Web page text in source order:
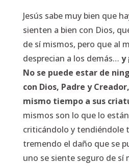
Jesús sabe muy bien que
sienten a bien con Dios,
de sí mismos, pero que al
desprecian a los demás… y
No se puede estar de
con Dios, Padre y
mismo tiempo a sus
mismos son lo que lo
criticándolo y tendiéndole
tremendo el daño que se
uno se siente seguro de sí